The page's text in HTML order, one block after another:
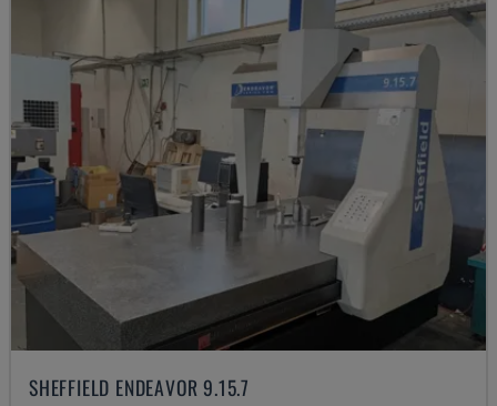
SHEFFIELD ENDEAVOR 9.15.7